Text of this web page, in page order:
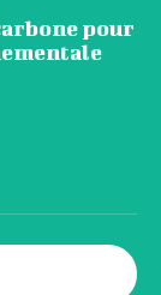
pour